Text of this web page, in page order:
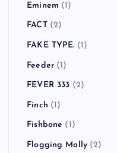
Eminem (1)
FACT(2)
FAKE TYPE. (1)
Feeder(1)
FEVER 333 (2)
Finch (1)
Fishbone (1)
Flogging Molly (2)